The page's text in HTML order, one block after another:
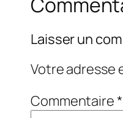
Laisser un
Votre adresse
Commentaire*